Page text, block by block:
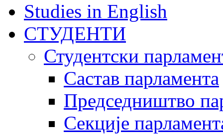
Studies in English
СТУДЕНТИ
Студентски
Састав парламента
Председништво
Секције